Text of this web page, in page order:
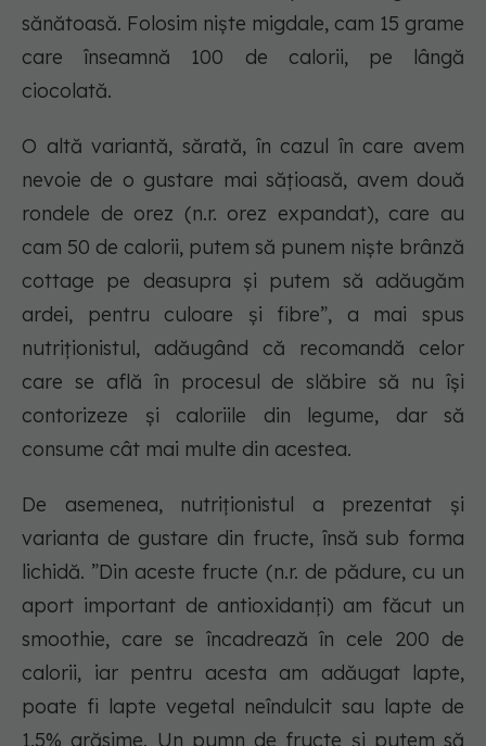
sănătoasă. Folosim niște migdale, cam 15 grame
care înseamnă 100 de calorii, pe lângă
ciocolată.
O altă variantă, sărată, în cazul în care avem
nevoie de o gustare mai sățioasă, avem două
rondele de orez (n.r. orez expandat), care au
cam 50 de calorii, putem să punem niște brânză
cottage pe deasupra și putem să adăugăm
ardei, pentru culoare și fibre”, a mai spus
nutriționistul, adăugând că recomandă celor
care se află în procesul de slăbire să nu își
contorizeze și caloriile din legume, dar să
consume cât mai multe din acestea.
De asemenea, nutriționistul a prezentat și
varianta de gustare din fructe, însă sub forma
lichidă. ”Din aceste fructe (n.r. de pădure, cu un
aport important de antioxidanți) am făcut un
smoothie, care se încadrează în cele 200 de
calorii, iar pentru acesta am adăugat lapte,
poate fi lapte vegetal neîndulcit sau lapte de
1,5% grăsime. Un pumn de fructe și putem să